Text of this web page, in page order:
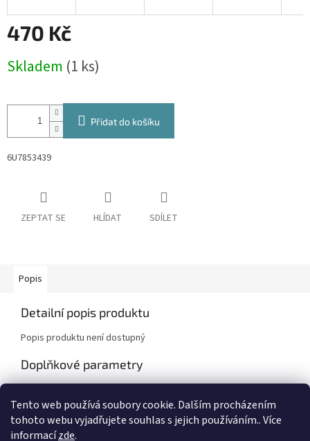
Tento web používá soubory cookie. Dalším procházením
tohoto webu vyjadřujete souhlas s jejich používáním.. Více
informacízde.
470 Kč
cena:
Skladem (1 ks)
Přidat do košíku
6U7853439
ZEPTAT SE HLÍDAT SDÍLET
Popis
Detailní popis produktu
Popis produktu není dostupný
Doplňkové parametry
Záruka: 2 roky